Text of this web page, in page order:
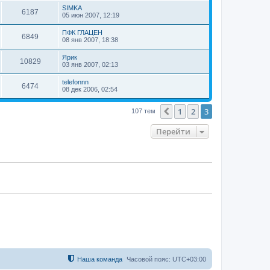
6187
SIMKA
05 июн 2007, 12:19
6849
ПФК ГЛАЦЕН
08 янв 2007, 18:38
10829
Ярик
03 янв 2007, 02:13
6474
telefonnn
08 дек 2006, 02:54
107 тем Пред.
1 2 3
Перейти
Часовой пояс: UTC+03:00
Наша команда